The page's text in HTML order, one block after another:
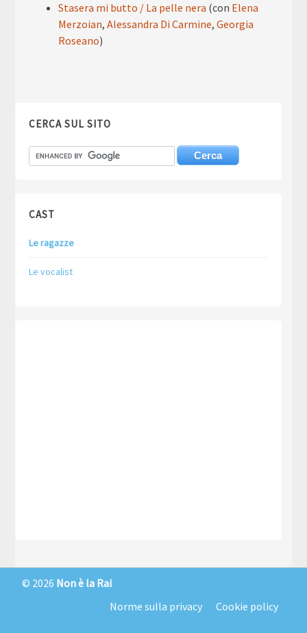
Stasera mi butto / La pelle nera (con Elena
Merzoian,Alessandra Di Carmine,Georgia
Roseano)
CERCA SUL SITO
CAST
Le ragazze
Le vocalist
© 2026 Non è la Rai
Norme sulla privacy
Cookie policy